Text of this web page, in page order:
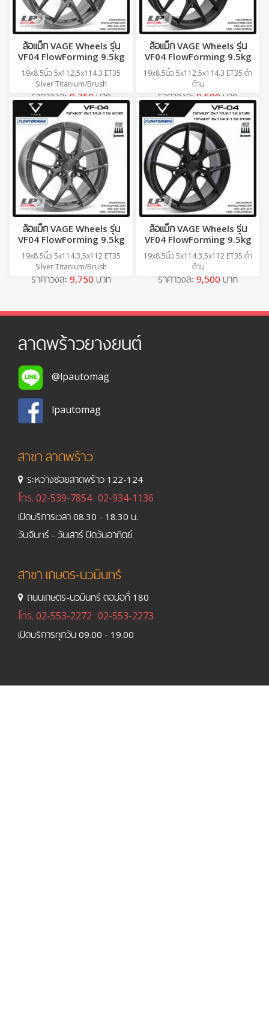
ล้อแม็ก VAGE Wheels รุ่น
VF04 FlowForming 9.5kg
19x8.5นิ้ว 5x112,5x114.3 ET35
Silver Titanium/Brush
ราคาวงละ 9,750 บาท
ล้อแม็ก VAGE Wheels รุ่น
VF04 FlowForming 9.5kg
19x8.5นิ้ว 5x112,5x114.3 ET35 ดำ
ด้าน
ราคาวงละ 9,500 บาท
ล้อแม็ก VAGE Wheels รุ่น
VF04 FlowForming 9.5kg
19x8.5นิ้ว 5x114.3,5x112 ET35
Silver Titanium/Brush
ราคาวงละ 9,750 บาท
ล้อแม็ก VAGE Wheels รุ่น
VF04 FlowForming 9.5kg
19x8.5นิ้ว 5x114.3,5x112 ET35 ดำ
ด้าน
ราคาวงละ 9,500 บาท
ลาดพร้าวยางยนต์
@lpautomag
lpautomag
สาขา ลาดพร้าว
ระหว่างซอยลาดพร้าว 122-124
โทร. 02-539-7854 02-934-1136
เปิดบริการเวลา 08.30 - 18.30 น.
วันจันทร์ - วันเสาร์ ปิดวันอาทิตย์
สาขา เกษตร-นวมินทร์
ถนนเกษตร-นวมินทร์ ตอม่อที่ 180
โทร. 02-553-2272 02-553-2273
เปิดบริการทุกวัน 09.00 - 19.00